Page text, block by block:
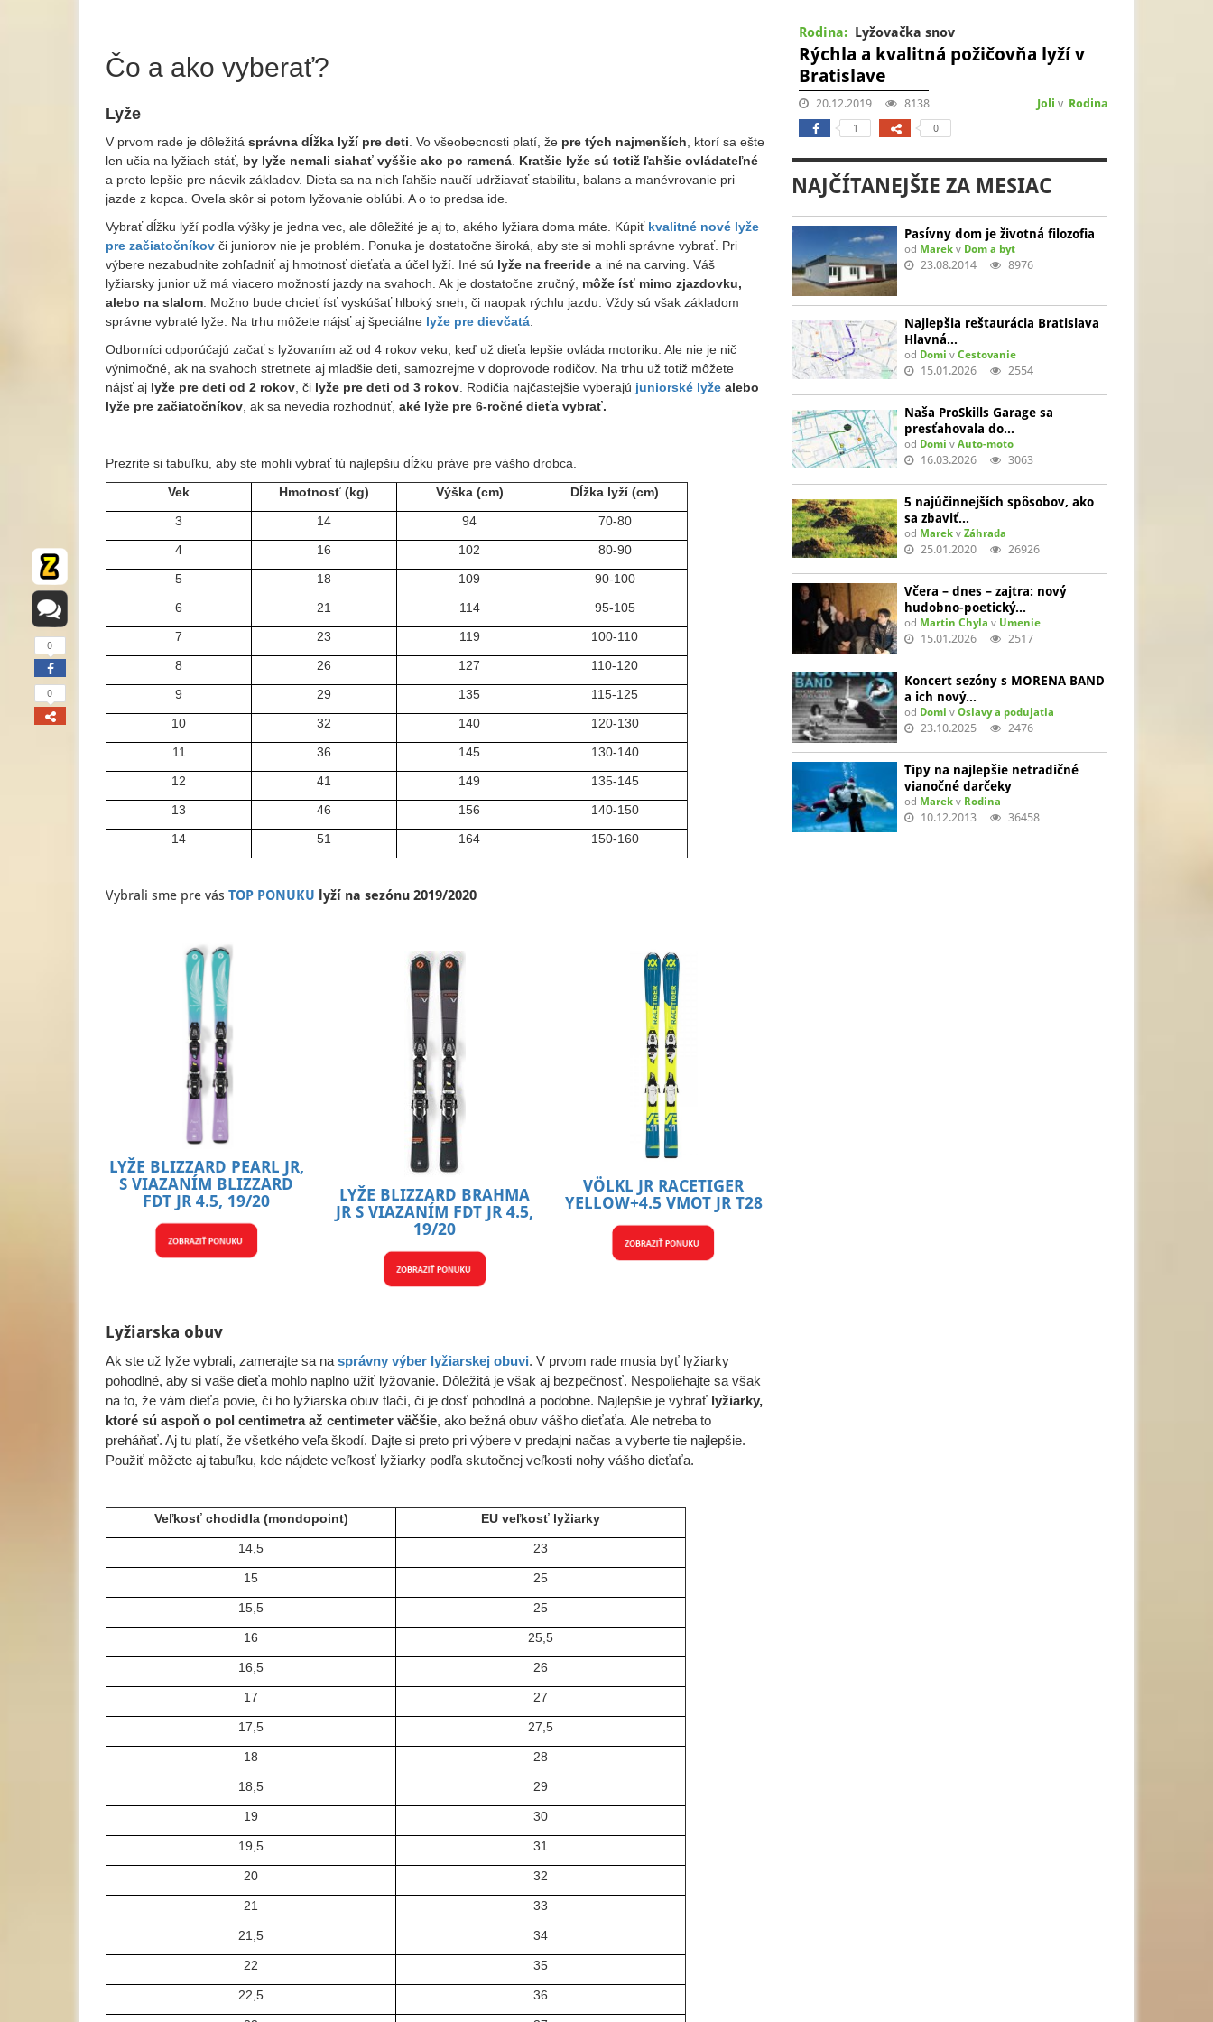
0
0
Čo a ako vyberať?
Lyže
V prvom rade je dôležitá správna dĺžka lyží pre deti. Vo všeobecnosti platí, že pre tých najmenších, ktorí sa ešte
len učia na lyžiach stáť, by lyže nemali siahať vyššie ako po ramená. Kratšie lyže sú totiž ľahšie ovládateľné
a preto lepšie pre nácvik základov. Dieťa sa na nich ľahšie naučí udržiavať stabilitu, balans a manévrovanie pri
jazde z kopca. Oveľa skôr si potom lyžovanie obľúbi. A o to predsa ide.
Vybrať dĺžku lyží podľa výšky je jedna vec, ale dôležité je aj to, akého lyžiara doma máte. Kúpiťkvalitné nové lyže
pre začiatočníkov či juniorov nie je problém. Ponuka je dostatočne široká, aby ste si mohli správne vybrať. Pri
výbere nezabudnite zohľadniť aj hmotnosť dieťaťa a účel lyží. Iné sú lyže na freeride a iné na carving. Váš
lyžiarsky junior už má viacero možností jazdy na svahoch. Ak je dostatočne zručný, môže ísť mimo zjazdovku,
alebo na slalom. Možno bude chcieť ísť vyskúšať hlboký sneh, či naopak rýchlu jazdu. Vždy sú však základom
správne vybraté lyže. Na trhu môžete nájsť aj špeciálne lyže pre dievčatá.
Odborníci odporúčajú začať s lyžovaním až od 4 rokov veku, keď už dieťa lepšie ovláda motoriku. Ale nie je nič
výnimočné, ak na svahoch stretnete aj mladšie deti, samozrejme v doprovode rodičov. Na trhu už totiž môžete
nájsť aj lyže pre deti od 2 rokov, či lyže pre deti od 3 rokov. Rodičia najčastejšie vyberajú juniorské lyže alebo
lyže pre začiatočníkov, ak sa nevedia rozhodnúť, aké lyže pre 6-ročné dieťa vybrať.
Prezrite si tabuľku, aby ste mohli vybrať tú najlepšiu dĺžku práve pre vášho drobca.
Vek
Hmotnosť (kg) Výška (cm)
Dĺžka lyží (cm)
3
14 94
70-80
4
16 102
80-90
5
18 109
90-100
6
21 114
95-105
7
23 119
100-110
8
26 127
110-120
9
29 135
115-125
10
32 140
120-130
11
36 145
130-140
12
41 149
135-145
13
46 156
140-150
14
51 164 150-160
Vybrali sme pre vás TOP PONUKU lyží na sezónu 2019/2020
LYŽE BLIZZARD PEARL JR,
S VIAZANÍM BLIZZARD
FDT JR 4.5, 19/20
LYŽE BLIZZARD BRAHMA
JR S VIAZANÍM FDT JR 4.5,
19/20
VÖLKL JR RACETIGER
YELLOW+4.5 VMOT JR T28
Lyžiarska obuv
Ak ste už lyže vybrali, zamerajte sa na správny výber lyžiarskej obuvi. V prvom rade musia byť lyžiarky
pohodlné, aby si vaše dieťa mohlo naplno užiť lyžovanie. Dôležitá je však aj bezpečnosť. Nespoliehajte sa však
na to, že vám dieťa povie, či ho lyžiarska obuv tlačí, či je dosť pohodlná a podobne. Najlepšie je vybrať lyžiarky,
ktoré sú aspoň o pol centimetra až centimeter väčšie, ako bežná obuv vášho dieťaťa. Ale netreba to
preháňať. Aj tu platí, že všetkého veľa škodí. Dajte si preto pri výbere v predajni načas a vyberte tie najlepšie.
Použiť môžete aj tabuľku, kde nájdete veľkosť lyžiarky podľa skutočnej veľkosti nohy vášho dieťaťa.
Veľkosť chodidla (mondopoint) EU veľkosť lyžiarky
14,5 23
15 25
15,5 25
16 25,5
16,5 26
17 27
17,5 27,5
18 28
18,5 29
19 30
19,5 31
20 32
21 33
21,5 34
22 35
22,5 36
Rodina: Lyžovačka snov
Rýchla a kvalitná požičovňa lyží v
Bratislave
20.12.2019 8138 Joli v Rodina
1 0
NAJČÍTANEJŠIE ZA MESIAC
Pasívny dom je životná filozofia
od Marekv Dom a byt
23.08.2014 8976
Najlepšia reštaurácia Bratislava
Hlavná…
od Domi v Cestovanie
15.01.2026 2554
Naša ProSkills Garage sa
presťahovala do…
od Domi v Auto-moto
16.03.2026 3063
5 najúčinnejších spôsobov, ako
sa zbaviť…
od Marekv Záhrada
25.01.2020 26926
Včera – dnes – zajtra: nový
hudobno-poetický…
od Martin Chyla v Umenie
15.01.2026 2517
Koncert sezóny s MORENA BAND
a ich nový…
od Domi v Oslavy a podujatia
23.10.2025 2476
Tipy na najlepšie netradičné
vianočné darčeky
od Marekv Rodina
10.12.2013 36458